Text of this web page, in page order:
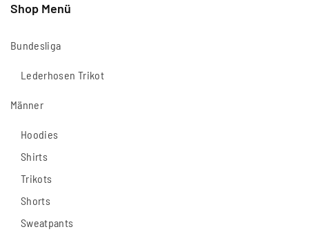
Shop Menü
Bundesliga
Lederhosen Trikot
Männer
Hoodies
Shirts
Trikots
Shorts
Sweatpants